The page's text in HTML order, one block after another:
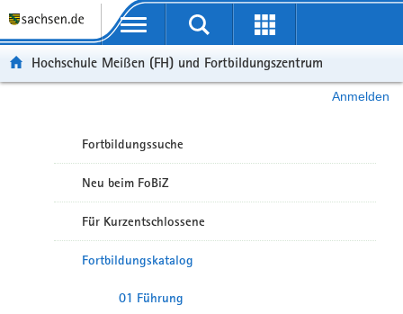
Portalübergreifende Navigation
Hochschule Meißen (FH) und Fortbildungszentrum
Anmelden
Fortbildungssuche
Neu beim FoBiZ
Für Kurzentschlossene
Fortbildungskatalog
01 Führung